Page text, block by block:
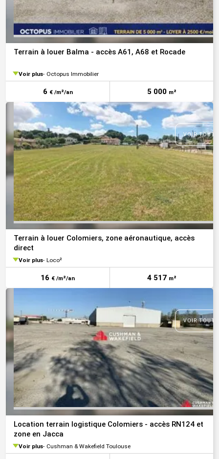
Terrain à louer Balma - accès A61, A68 et Rocade
Voir plus Octopus Immobilier
6 € /m²/an 5 000 m²
VOIR
Terrain à louer Colomiers, zone aéronautique, accès
direct
Voir plus Loco²
16 € /m²/an 4 517 m²
VOIR
Location terrain logistique Colomiers - accès RN124 et
zone en Jacca
Voir plus Cushman & Wakefield Toulouse